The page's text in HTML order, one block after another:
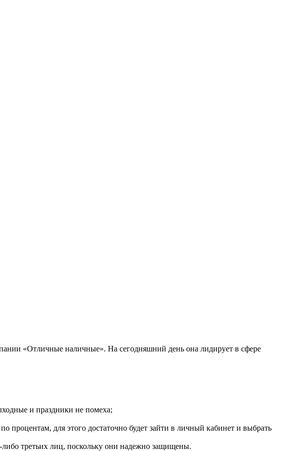
«Отличные наличные». На сегодняшний день она лидирует в сфере
и праздники не помеха;
процентам, для этого достаточно будет зайти в личный кабинет и выбрать
третьих лиц, поскольку они надежно защищены.